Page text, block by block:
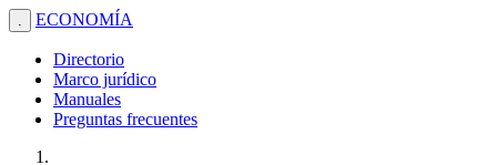
. ECONOMÍA
Directorio
Marco jurídico
Manuales
Preguntas frecuentes